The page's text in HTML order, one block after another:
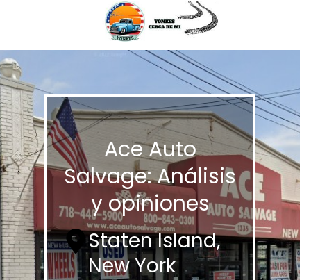
Ace Auto
Salvage: Análisis
y opiniones
Staten Island,
New York